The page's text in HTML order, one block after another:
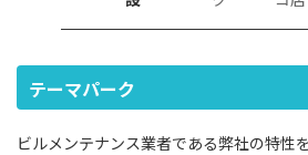
テーマパーク
ビルメンテナンス業者である弊社の特性